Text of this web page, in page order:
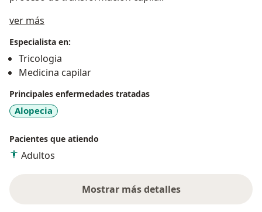
ver más
Especialista en:
Tricologia
Medicina capilar
Principales enfermedades tratadas
Alopecia
Pacientes que atiendo
Adultos
Mostrar más detalles
sobre la experiencia